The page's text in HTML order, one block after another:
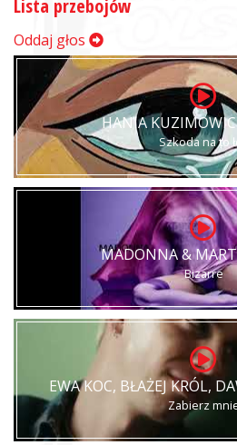
Lista przebojów
Oddaj głos
HANIA
Szkoda na to
MADONNA &
Bizarre
EWA KOC, BŁAŻEJ KRÓL,
Zabierz